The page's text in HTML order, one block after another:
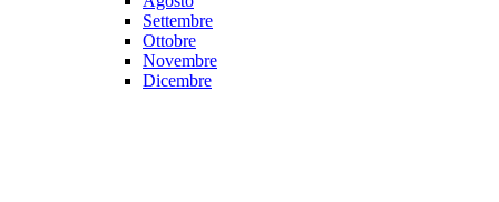
Settembre
Ottobre
Novembre
Dicembre